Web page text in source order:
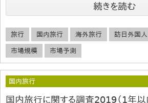
続きを読む
旅行 国内旅行 海外旅行 訪日外国人
市場規模 市場予測
国内旅行
国内旅行に関する調査2019（1年